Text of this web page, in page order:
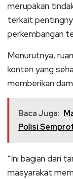
merupakan
terkait
perkembangan
Menurutnya,
konten yang
memberikan
Baca Juga:
Polisi
“Ini bagian dari
masyarakat